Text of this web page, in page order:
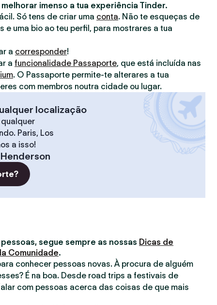
imenso a tua experiência Tinder.
Só tens de criar uma conta. Não te esqueças de
e uma bio ao teu perfil, para mostrares a tua
a corresponder!
a funcionalidade Passaporte, que está incluída nas
. O Passaporte permite-te alterares a tua
com membros noutra cidade ou lugar.
localização
Paris, Los
a isso!
Henderson
segue sempre as nossas Dicas de
Comunidade.
conhecer pessoas novas. À procura de alguém
É na boa. Desde road trips a festivais de
com pessoas acerca das coisas de que mais